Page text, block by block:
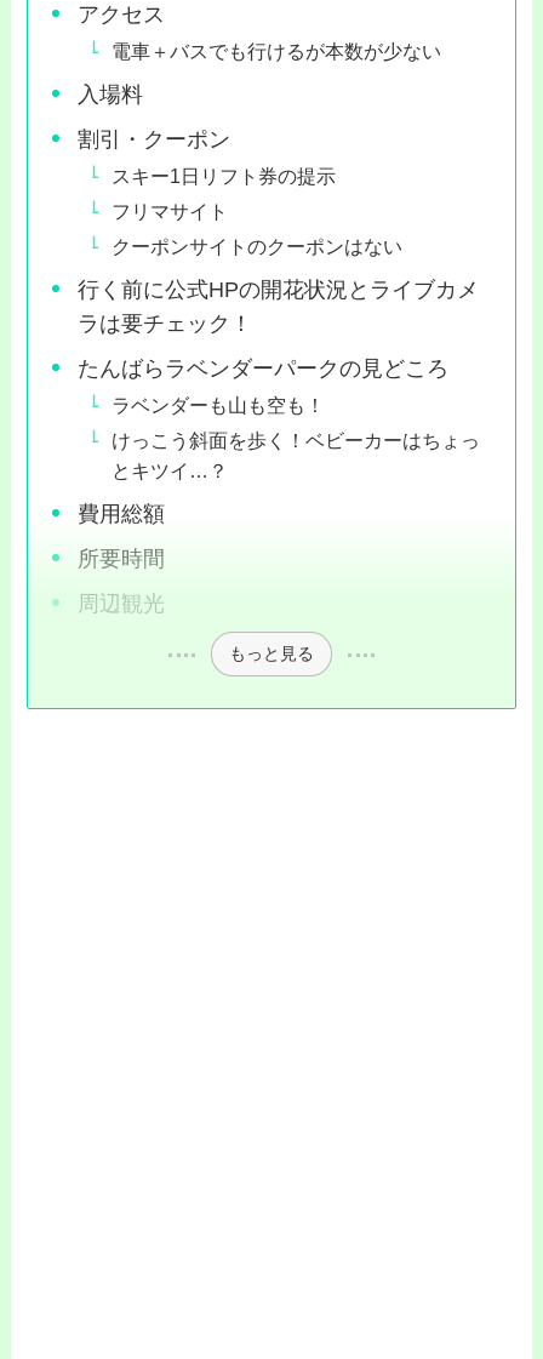
アクセス
電車＋バスでも行けるが本数が少ない
入場料
割引・クーポン
スキー1日リフト券の提示
フリマサイト
クーポンサイトのクーポンはない
行く前に公式HPの開花状況とライブカメ
ラは要チェック！
たんばらラベンダーパークの見どころ
ラベンダーも山も空も！
けっこう斜面を歩く！ベビーカーはちょっ
とキツイ…？
費用総額
所要時間
周辺観光
もっと見る